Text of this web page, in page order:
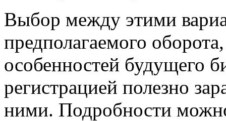
Выбор между этими
предполагаемого
особенностей будущего
регистрацией полезно
ними. Подробности